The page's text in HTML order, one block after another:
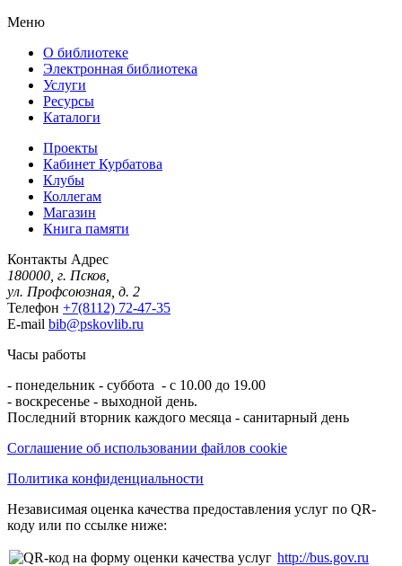
Меню
О библиотеке
Электронная библиотека
Услуги
Ресурсы
Каталоги
Проекты
Кабинет Курбатова
Клубы
Коллегам
Магазин
Книга памяти
Контакты Адрес
180000, г. Псков,
ул. Профсоюзная, д. 2
Телефон +7(8112) 72-47-35
E-mail bib@pskovlib.ru
Часы работы
- понедельник - суббота - с 10.00 до 19.00
- воскресенье - выходной день.
Последний вторник каждого месяца - санитарный день
Соглашение об использовании файлов cookie
Политика конфиденциальности
Независимая оценка качества предоставления услуг по QR-
коду или по ссылке ниже:
http://bus.gov.ru